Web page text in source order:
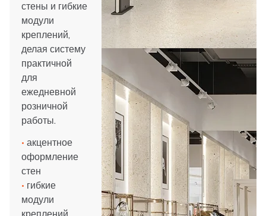
стены и гибкие
модули
креплений,
делая систему
практичной
для
ежедневной
розничной
работы.
• акцентное
оформление
стен
• гибкие
модули